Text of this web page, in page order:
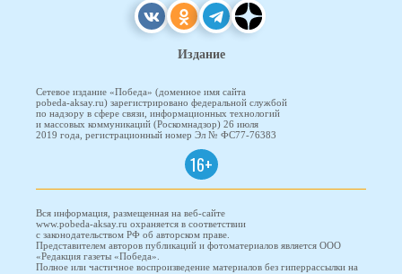
Издание
Сетевое издание «Победа» (доменное имя сайта
pobeda-aksay.ru) зарегистрировано федеральной службой
по надзору в сфере связи, информационных технологий
и массовых коммуникаций (Роскомнадзор) 26 июля
2019 года, регистрационный номер Эл № ФС77-76383
16+
Вся информация, размещенная на веб-сайте
www.pobeda-aksay.ru охраняется в соответствии
с законодательством РФ об авторском праве.
Представителем авторов публикаций и фотоматериалов является ООО
«Редакция газеты «Победа».
Полное или частичное воспроизведение материалов без гиперрассылки на